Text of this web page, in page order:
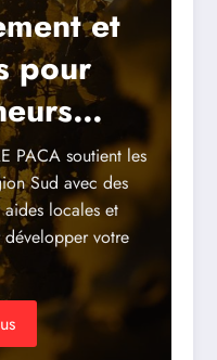
et
pour
PACA soutient les
Sud avec des
locales et
votre